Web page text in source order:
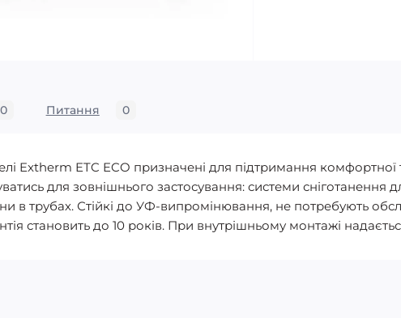
0 Питання 0
Extherm ETC ECO призначені для підтримання
для зовнішнього застосування: системи сніготанення
в трубах. Стійкі до УФ-випромінювання, не потребують
становить до 10 років. При внутрішньому монтажі